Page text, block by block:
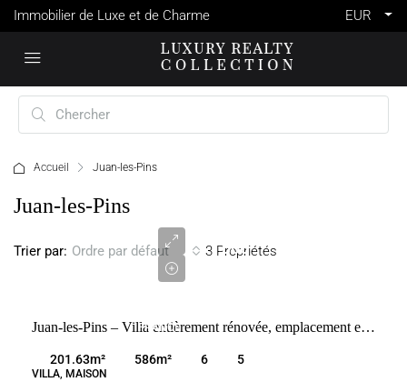
Immobilier de Luxe et de Charme EUR
Accueil Juan-les-Pins
Juan-les-Pins
3 Propriétés
Trier par: Ordre par défaut
FRANCE
000
Juan-les-Pins – Villa entièrement rénovée, emplacement exceptionnel
201.63m² 586m² 6 5
VILLA, MAISON